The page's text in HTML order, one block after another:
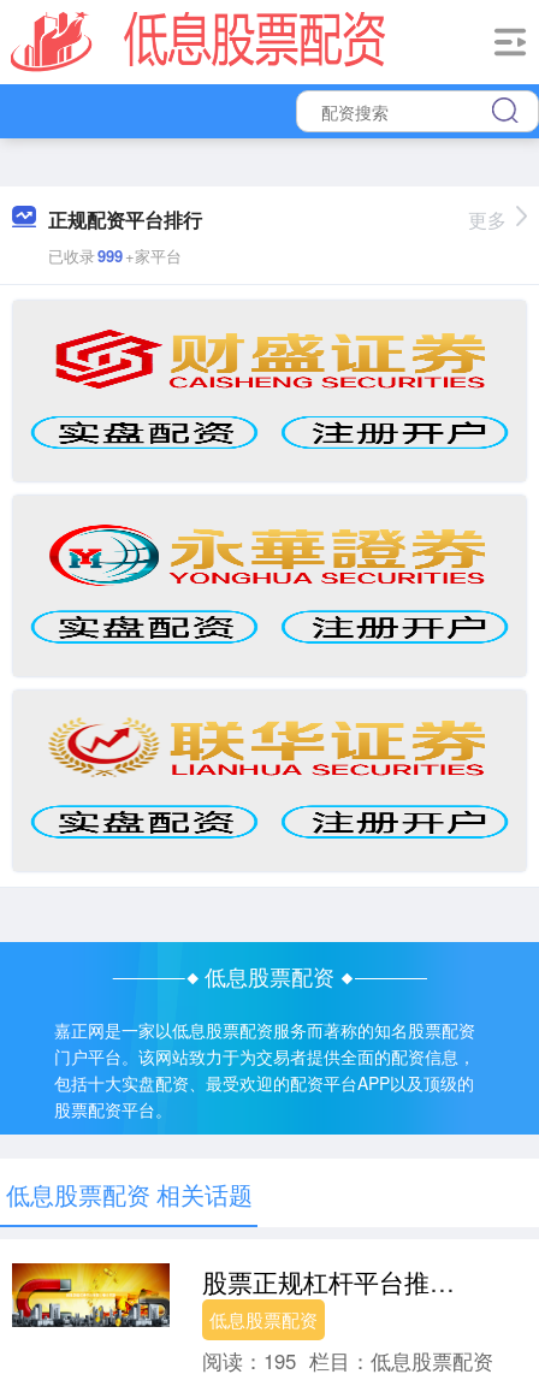
正规配资平台排行
已收录999+家平台
更多
低息股票配资
嘉正网是一家以低息股票配资服务而著称的知名股票配资
门户平台。该网站致力于为交易者提供全面的配资信息，
包括十大实盘配资、最受欢迎的配资平台APP以及顶级的
股票配资平台。
低息股票配资 相关话题
股票正规杠杆平台推荐｜安全可靠
低息股票配资
阅读： 195 栏目：低息股票配资